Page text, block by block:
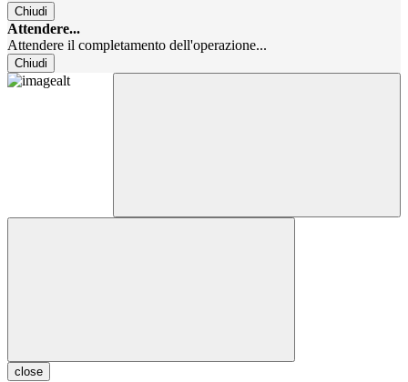
Chiudi
Attendere...
Attendere il completamento dell'operazione...
Chiudi
close